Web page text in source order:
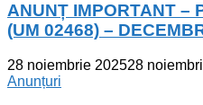
ANUNȚ IMPORTANT –
(UM 02468) –
28 noiembrie 202528
Anunțuri